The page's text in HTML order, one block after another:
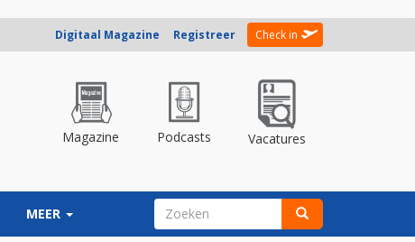
Digitaal Magazine Registreer Check in
Magazine Podcasts Vacatures
MEER ZOEKVELD